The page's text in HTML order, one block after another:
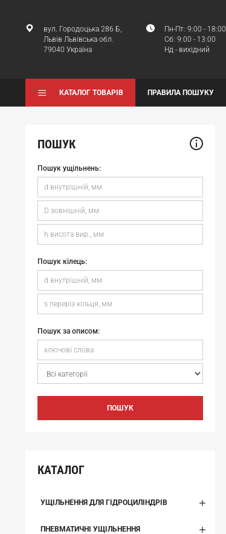
вул. Городоцька 286 Б,
Львів Львівська обл.
79040 Україна
Пн-Пт: 9:00 - 18:00
Сб: 9:00 - 13:00
Нд - вихідний
КАТАЛОГ ТОВАРІВ ПРАВИЛА ПОШУКУ
ПОШУК
Пошук ущільнень:
Пошук кілець:
Пошук за описом:
ПОШУК
КАТАЛОГ
УЩІЛЬНЕННЯ ДЛЯ ГІДРОЦИЛІНДРІВ
ПНЕВМАТИЧНІ УЩІЛЬНЕННЯ